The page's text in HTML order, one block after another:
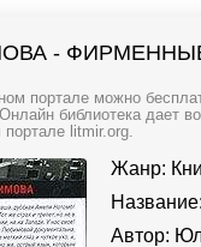
-
портале можно
библиотека дает
litmir.org.
Жанр:
Название:
Автор: